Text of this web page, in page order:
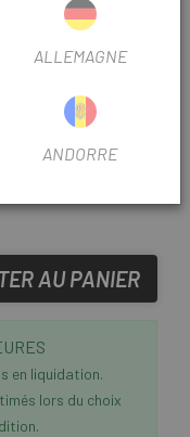
AU PANIER
en liquidation.
lors du choix
ALLEMAGNE
ANDORRE